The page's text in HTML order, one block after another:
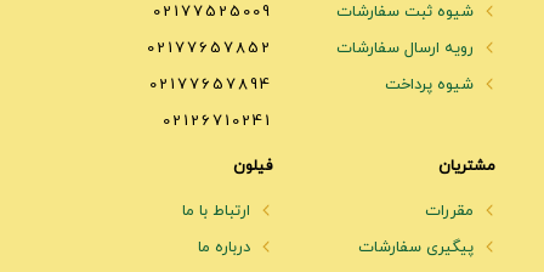
شیوه ثبت سفارشات
رویه ارسال سفارشات
شیوه پرداخت
02177525009
02177657852
02177657894
02126710241
مشتریان
مقررات
پیگیری سفارشات
فیلون
ارتباط با ما
درباره ما